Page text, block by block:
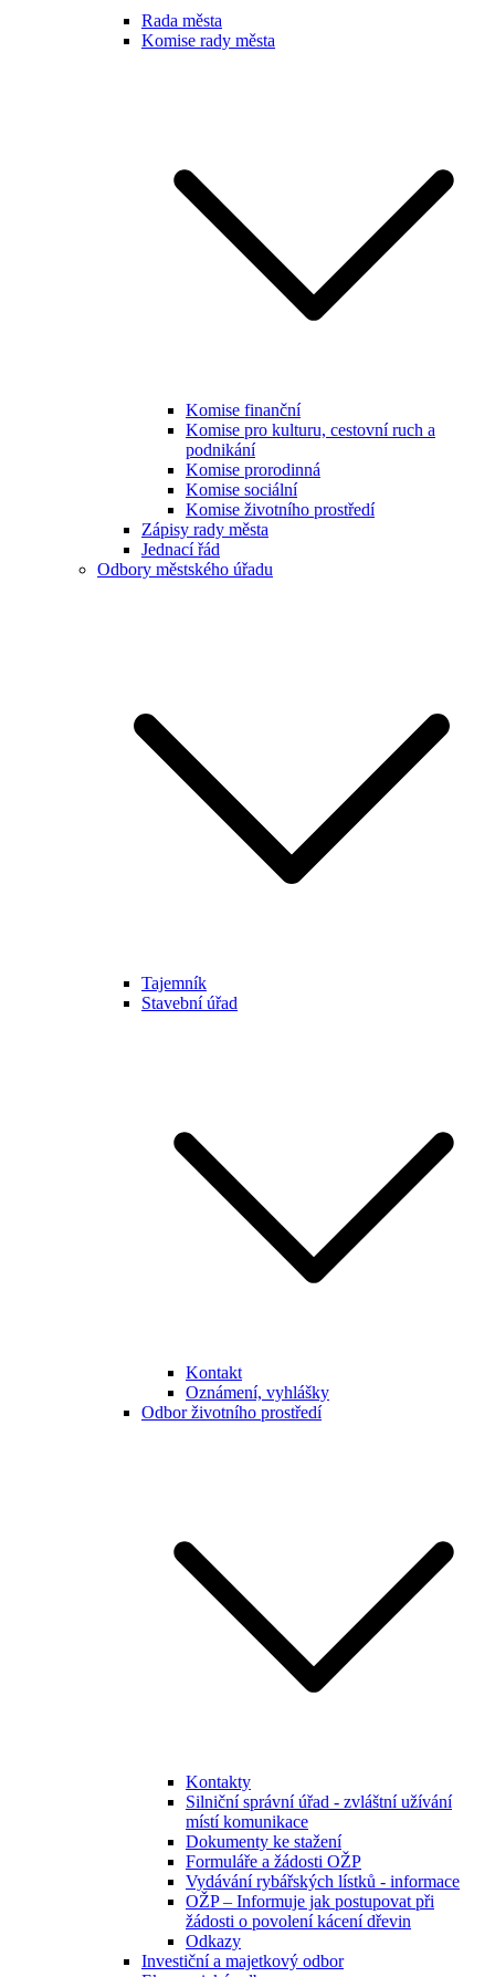
Rada města
Komise rady města
Komise finanční
Komise pro kulturu, cestovní ruch a
podnikání
Komise prorodinná
Komise sociální
Komise životního prostředí
Zápisy rady města
Jednací řád
Odbory městského úřadu
Tajemník
Stavební úřad
Kontakt
Oznámení, vyhlášky
Odbor životního prostředí
Kontakty
Silniční správní úřad - zvláštní užívání
místí komunikace
Dokumenty ke stažení
Formuláře a žádosti OŽP
Vydávání rybářských lístků - informace
OŽP – Informuje jak postupovat při
žádosti o povolení kácení dřevin
Odkazy
Investiční a majetkový odbor